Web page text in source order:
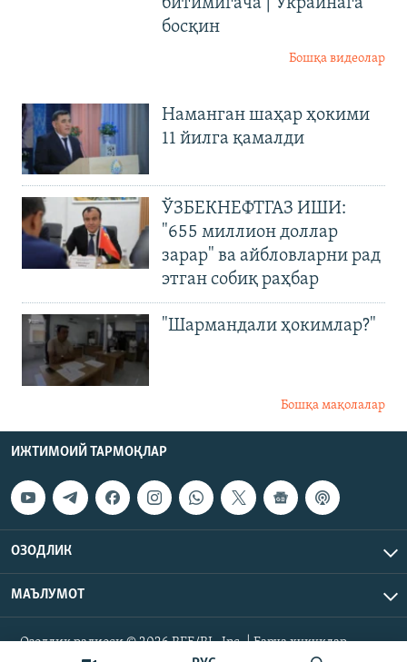
босқин
Бошқа видеолар
Наманган шаҳар ҳокими
11 йилга қамалди
ЎЗБЕКНЕФТГАЗ ИШИ:
"655 миллион доллар
зарар" ва айбловларни рад
этган собиқ раҳбар
"Шармандали ҳокимлар?"
Бошқа мақолалар
ИЖТИМОИЙ ТАРМОҚЛАР
ОЗОДЛИК
МАЪЛУМОТ
Озодлик радиоси © 2026 RFE/RL, Inc. | Барча ҳуқуқлар